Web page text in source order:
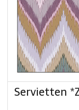
Servietten